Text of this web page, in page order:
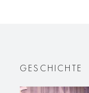
GESCHICHTE